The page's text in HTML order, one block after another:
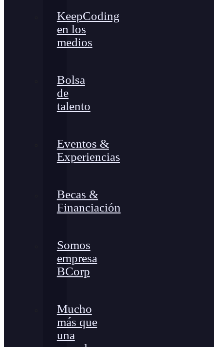
KeepCoding
en los
medios
Bolsa
de
talento
Eventos &
Experiencias
Becas &
Financiación
Somos
empresa
BCorp
Mucho
más que
una